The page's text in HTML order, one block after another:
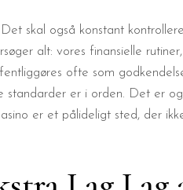
skal også konstant
alt: vores finansielle
ofte som
er i orden. Det er
er et pålideligt sted, der